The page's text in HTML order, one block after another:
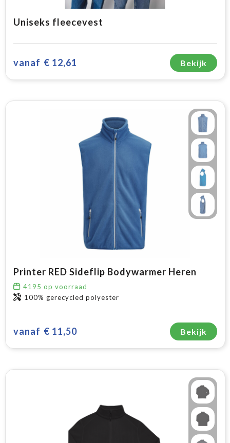
Uniseks fleecevest
vanaf € 12,61 Bekijk
Printer RED Sideflip Bodywarmer Heren
4195 op voorraad
100% gerecycled polyester
vanaf € 11,50 Bekijk